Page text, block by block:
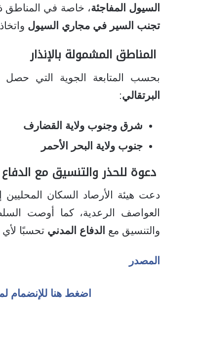
السيول المفاجئة، خاصة في المناطق
تجنب السير في مجاري السيول
المناطق المشمولة بالإنذار
بحسب المتابعة الجوية التي حصل
البرتقالي:
شرق وجنوب ولاية القضارف
جنوب ولاية البحر الأحمر
دعوة للحذر والتنسيق مع
دعت هيئة الأرصاد السكان المحليين
العواصف الرعدية، كما أوصت
والتنسيق مع الدفاع المدني تحسبًا
المصدر
اضغط هنا